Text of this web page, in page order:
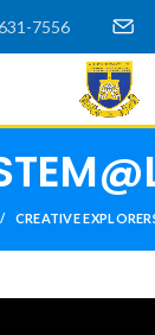
7556
CREATIVE